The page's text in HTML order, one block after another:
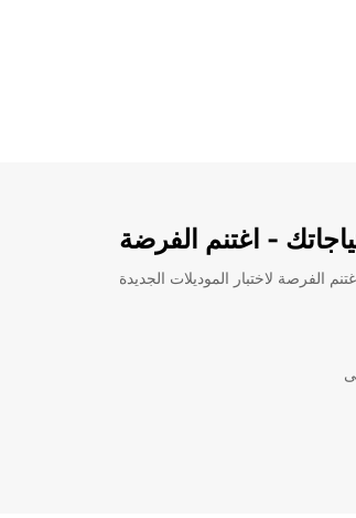
- اغتنم الفرضة
الفرصة لاختبار الموديلات الجديدة